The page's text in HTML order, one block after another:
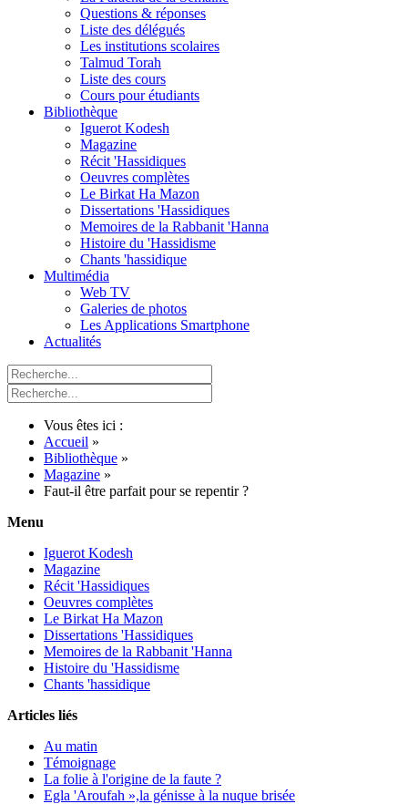
Questions & réponses
Liste des délégués
Les institutions scolaires
Talmud Torah
Liste des cours
Cours pour étudiants
Bibliothèque
Iguerot Kodesh
Magazine
Récit 'Hassidiques
Oeuvres complètes
Le Birkat Ha Mazon
Dissertations 'Hassidiques
Memoires de la Rabbanit 'Hanna
Histoire du 'Hassidisme
Chants 'hassidique
Multimédia
Web TV
Galeries de photos
Les Applications Smartphone
Actualités
Vous êtes ici :
Accueil »
Bibliothèque »
Magazine »
Faut-il être parfait pour se repentir ?
Menu
Iguerot Kodesh
Magazine
Récit 'Hassidiques
Oeuvres complètes
Le Birkat Ha Mazon
Dissertations 'Hassidiques
Memoires de la Rabbanit 'Hanna
Histoire du 'Hassidisme
Chants 'hassidique
Articles liés
Au matin
Témoignage
La folie à l'origine de la faute ?
Egla 'Aroufah »,la génisse à la nuque brisée